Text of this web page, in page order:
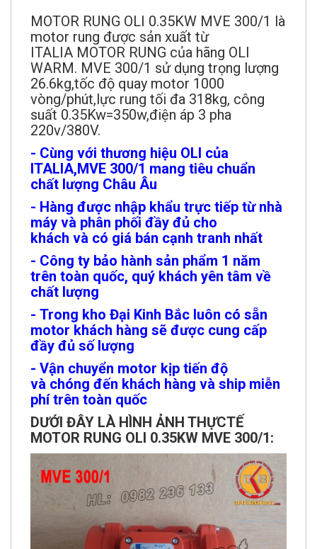
MOTOR RUNG OLI 0.35KW MVE 300/1 là
motor rung được sản xuất từ
ITALIA MOTOR RUNG của hãng OLI
WARM. MVE 300/1 sử dụng trọng lượng
26.6kg,tốc độ quay motor 1000
vòng/phút,lực rung tối đa 318kg, công
suất 0.35Kw=350w,điện áp 3 pha
220v/380V.
- Cùng với thương hiệu OLI của
ITALIA,MVE 300/1 mang tiêu chuẩn
chất lượng Châu Âu
- Hàng được nhập khẩu trực tiếp từ nhà
máy và phân phối đầy đủ cho
khách và có giá bán cạnh tranh nhất
- Công ty bảo hành sản phẩm 1 năm
trên toàn quốc, quý khách yên tâm về
chất lượng
- Trong kho Đại Kinh Bắc luôn có sẵn
motor khách hàng sẽ được cung cấp
đầy đủ số lượng
- Vận chuyển motor kịp tiến độ
và chóng đến khách hàng và ship miễn
phí trên toàn quốc
DƯỚI ĐÂY LÀ HÌNH ẢNH THỰCTẾ
MOTOR RUNG OLI 0.35KW MVE 300/1: